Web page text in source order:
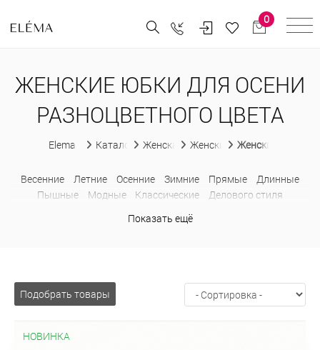
0
ЖЕНСКИЕ ЮБКИ ДЛЯ ОСЕНИ
РАЗНОЦВЕТНОГО ЦВЕТА
Elema Каталог Женская одеждаЖенские юбкиЖенские юбки
Весенние Летние Осенние Зимние Прямые
Длинные
Пышные
Модные Классические
Делового стиля
Из искусственной кожи
Шерстяные
Показать ещё
Подобрать товары
НОВИНКА